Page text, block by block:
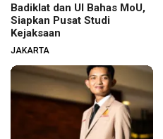
Badiklat dan UI Bahas MoU,
Siapkan Pusat Studi
Kejaksaan
JAKARTA